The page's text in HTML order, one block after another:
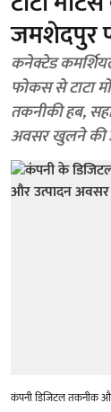
जमशेदपुर
कनेक्टेड
फोकस से टाटा
तकनीकी हब,
अवसर खुलने की
कंपनी डिजिटल तकनीक